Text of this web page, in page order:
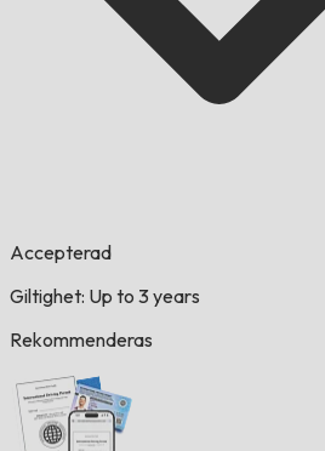
Accepterad
Giltighet: Up to 3 years
Rekommenderas